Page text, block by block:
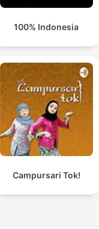
100% Indonesia
Campursari Tok!